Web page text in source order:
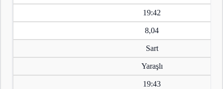
19:42
8,04
Sart
Yaraşlı
19:43